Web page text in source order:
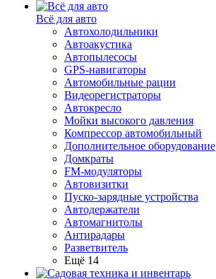
Всё для авто
Автохолодильники
Автоакустика
Автопылесосы
GPS-навигаторы
Автомобильные рации
Видеорегистраторы
Автокресло
Мойки высокого давления
Компрессор автомобильный
Дополнительное оборудование
Домкраты
FM-модуляторы
Автовизитки
Пуско-зарядные устройства
Автодержатели
Автомагнитолы
Антирадары
Разветвитель
Ещё 14